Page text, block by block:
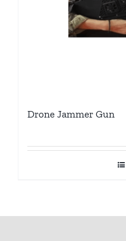
Drone Jammer Gun